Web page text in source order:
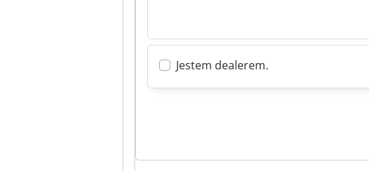
Jestem dealerem.